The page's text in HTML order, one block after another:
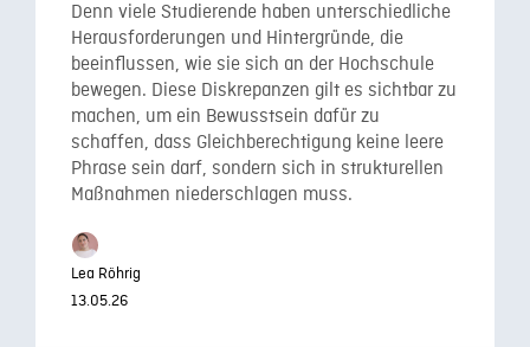
Denn viele Studierende haben unterschiedliche
Herausforderungen und Hintergründe, die
beeinflussen, wie sie sich an der Hochschule
bewegen. Diese Diskrepanzen gilt es sichtbar zu
machen, um ein Bewusstsein dafür zu
schaffen, dass Gleichberechtigung keine leere
Phrase sein darf, sondern sich in strukturellen
Maßnahmen niederschlagen muss.
Lea Röhrig
13.05.26